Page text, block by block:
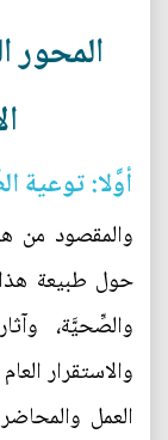
المحور
أوَّلا: توعية
والمقصود من
حول طبيعة هذا
والصِّحيَّة،
والاستقرار
العمل